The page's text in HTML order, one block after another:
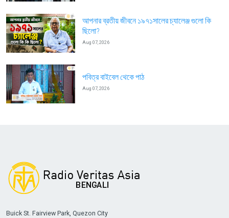
আপনার ব্রতীয় জীবনে ১৯৭১সালের চ্যালেঞ্জ গুলো কি
ছিলো?
Aug 07, 2026
পবিত্র বাইবেল থেকে পাঠ
Aug 07, 2026
Buick St. Fairview Park, Quezon City